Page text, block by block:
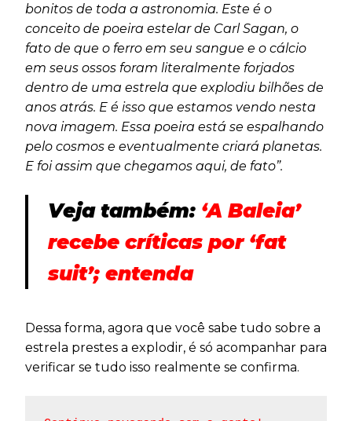
bonitos de toda a astronomia. Este é o
conceito de poeira estelar de Carl Sagan, o
fato de que o ferro em seu sangue e o cálcio
em seus ossos foram literalmente forjados
dentro de uma estrela que explodiu bilhões de
anos atrás. E é isso que estamos vendo nesta
nova imagem. Essa poeira está se espalhando
pelo cosmos e eventualmente criará planetas.
E foi assim que chegamos aqui, de fato”.
Veja também: ‘A Baleia’
recebe críticas por ‘fat
suit’; entenda
Dessa forma, agora que você sabe tudo sobre a
estrela prestes a explodir, é só acompanhar para
verificar se tudo isso realmente se confirma.